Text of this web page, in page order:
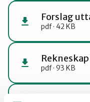
Forslag
pdf · 42 KB
pdf · 93 KB